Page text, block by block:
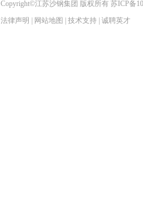
Copyright©江苏沙钢集团 版权所有 苏ICP备
法律声明
网站地图 技术支持 诚聘英才